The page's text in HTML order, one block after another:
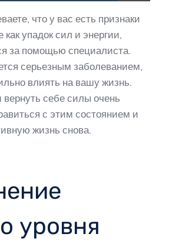
что у вас есть признаки
как упадок сил и энергии,
за помощью специалиста.
серьезным заболеванием,
влиять на вашу жизнь.
себе силы очень
с этим состоянием и
жизнь снова.
уровня